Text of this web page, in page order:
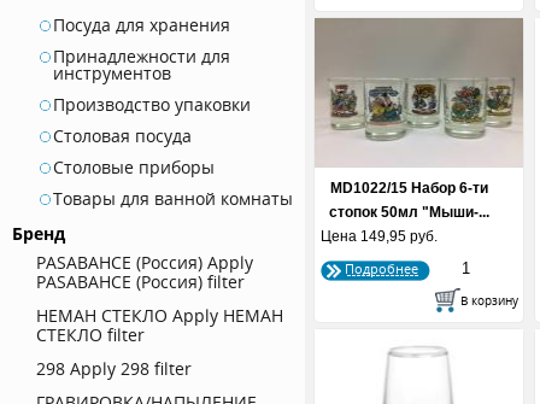
Посуда для хранения
Принадлежности для
инструментов
Производство упаковки
Столовая посуда
Столовые приборы
Товары для ванной комнаты
Бренд
PASABAHCE (Россия) Apply
PASABAHCE (Россия) filter
НЕМАН СТЕКЛО Apply НЕМАН
СТЕКЛО filter
298 Apply 298 filter
MD1022/15 Набор 6-ти
стопок 50мл "Мыши-...
Цена 149,95 руб.
Подробнее